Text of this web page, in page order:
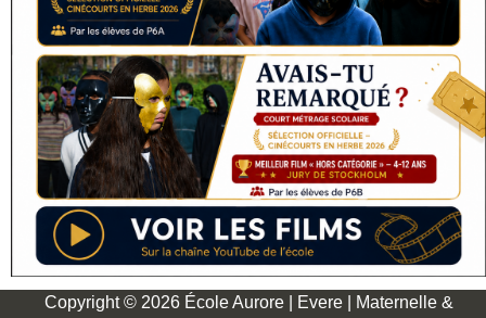
Copyright © 2026 École Aurore | Evere | Maternelle &